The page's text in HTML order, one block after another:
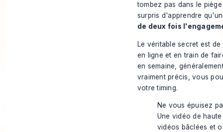
tombez pas dans le
surpris d'apprendre
de deux fois
Le véritable secret est
en ligne et en train de
en semaine,
vraiment précis, vous
votre timing.
Ne vous épuisez
Une vidéo de
vidéos bâclées et